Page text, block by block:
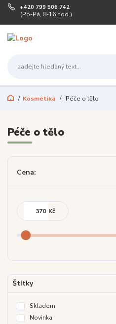
+420 799 506 742
(Po-Pá, 8-16 hod.)
Kosmetika Péče o tělo
Péče o tělo
Cena:
Kč
Štítky
Skladem
Novinka